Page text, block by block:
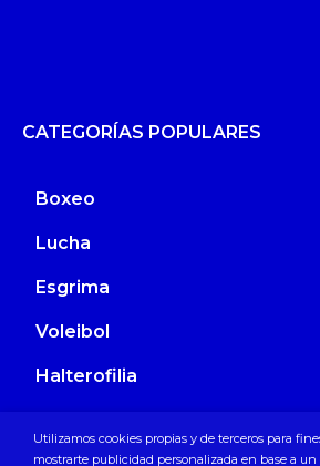
CATEGORÍAS POPULARES
Boxeo
Lucha
Esgrima
Voleibol
Halterofilia
Utilizamos cookies propias y de terceros para
mostrarte publicidad personalizada en base a